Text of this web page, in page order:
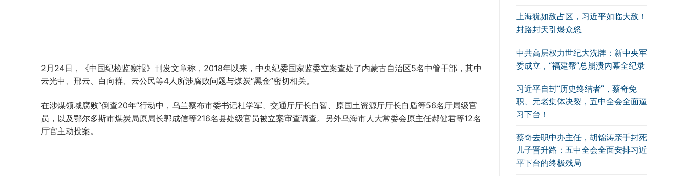
2月24日，《中国纪检监察报》刊发文章称，2018年以来，中央纪委国家监委立案查处了内蒙古自治区5名中管干部，其中
云光中、邢云、白向群、云公民等4人所涉腐败问题与煤炭“黑金”密切相关。
在涉煤领域腐败“倒查20年”行动中，乌兰察布市委书记杜学军、交通厅厅长白智、原国土资源厅厅长白盾等56名厅局级官
员，以及鄂尔多斯市煤炭局原局长郭成信等216名县处级官员被立案审查调查。另外乌海市人大常委会原主任郝健君等12名
厅官主动投案。
上海犹如敌占区，习近平如临大敌！
封路封天引爆众怒
中共高层权力世纪大洗牌：新中央军
委成立，“福建帮”总崩溃内幕全纪录
习近平自封“历史终结者”，蔡奇免
职、元老集体决裂，五中全会全面逼
习下台！
蔡奇去职中办主任，胡锦涛亲手封死
儿子晋升路：五中全会全面安排习近
平下台的终极残局